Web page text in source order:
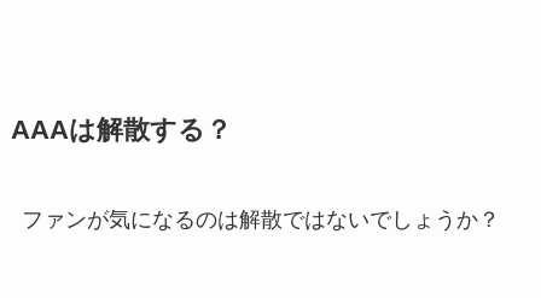
AAAは解散する？
ファンが気になるのは解散ではないでしょうか？